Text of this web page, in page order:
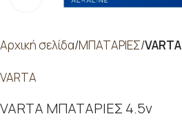
Αρχική σελίδα ΜΠΑΤΑΡΙΕΣ VARTA
VARTA
VARTA ΜΠΑΤΑΡΙΕΣ 4.5v